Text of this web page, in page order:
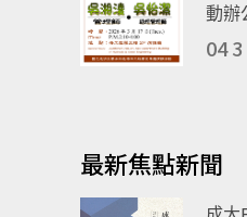
動辦
04
最新焦點新聞